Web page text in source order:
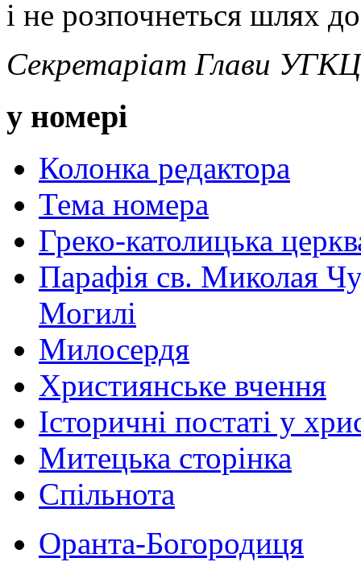
і не розпочнеться шлях
Секретаріат Глави
у номері
Колонка редактора
Тема номера
Греко-католицька
Парафія св. Миколая
Могилі
Милосердя
Християнське вчення
Історичні постаті у
Митецька сторінка
Спільнота
Оранта-Богородиця